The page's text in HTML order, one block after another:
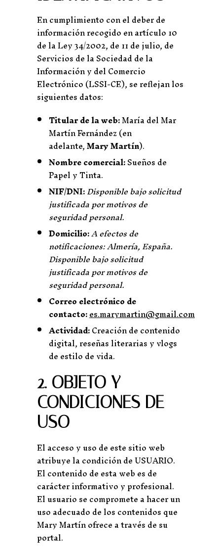
En cumplimiento con el deber de
información recogido en artículo 10
de la Ley 34/2002, de 11 de julio, de
Servicios de la Sociedad de la
Información y del Comercio
Electrónico (LSSI-CE), se reflejan los
siguientes datos:
Titular de la web:María del Mar
Martín Fernández (en
adelante,Mary Martín).
Nombre comercial:Sueños de
Papel y Tinta.
NIF/DNI:Disponible bajo solicitud
justificada por motivos de
seguridad personal.
Domicilio:A efectos de
notificaciones: Almería, España.
Disponible bajo solicitud
justificada por motivos de
seguridad personal.
Correo electrónico de
contacto:es.marymartin@gmail.com
Actividad:Creación de contenido
digital, reseñas literarias y vlogs
de estilo de vida.
2. OBJETO Y
CONDICIONES DE
USO
El acceso y uso de este sitio web
atribuye la condición de USUARIO.
El contenido de esta web es de
carácter informativo y profesional.
El usuario se compromete a hacer un
uso adecuado de los contenidos que
Mary Martín ofrece a través de su
portal.